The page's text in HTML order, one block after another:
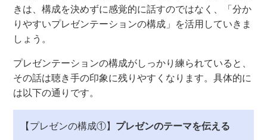
きは、構成を決めずに感覚的に話すのではなく、「分か
りやすいプレゼンテーションの構成」を活用していき ま
しょう。
プレゼンテーションの構成がしっかり練られていると、
その話は聴き手の印象に残りやすくなります。具体的に
は以下の通りです。
【プレゼンの構成①】 プレゼンのテーマを伝える